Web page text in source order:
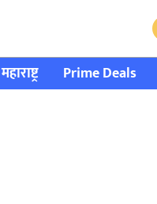
महाराष्ट्र Prime Deals